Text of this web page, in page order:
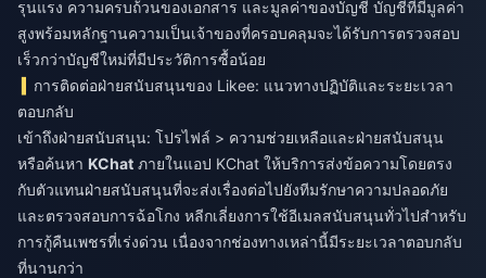
รุนแรง ความครบถ้วนของเอกสาร และมูลค่าของบัญชี บัญชีที่มีมูลค่า
สูงพร้อมหลักฐานความเป็นเจ้าของที่ครอบคลุมจะได้รับการตรวจสอบ
เร็วกว่าบัญชีใหม่ที่มีประวัติการซื้อน้อย
การติดต่อฝ่ายสนับสนุนของ Likee: แนวทางปฏิบัติและระยะเวลา
ตอบกลับ
เข้าถึงฝ่ายสนับสนุน: โปรไฟล์ > ความช่วยเหลือและฝ่ายสนับสนุน
หรือค้นหา KChat ภายในแอป KChat ให้บริการส่งข้อความโดยตรง
กับตัวแทนฝ่ายสนับสนุนที่จะส่งเรื่องต่อไปยังทีมรักษาความปลอดภัย
และตรวจสอบการฉ้อโกง หลีกเลี่ยงการใช้อีเมลสนับสนุนทั่วไปสำหรับ
การกู้คืนเพชรที่เร่งด่วน เนื่องจากช่องทางเหล่านี้มีระยะเวลาตอบกลับ
ที่นานกว่า